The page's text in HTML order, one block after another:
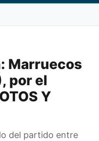
Marruecos
por el
Y
del partido entre